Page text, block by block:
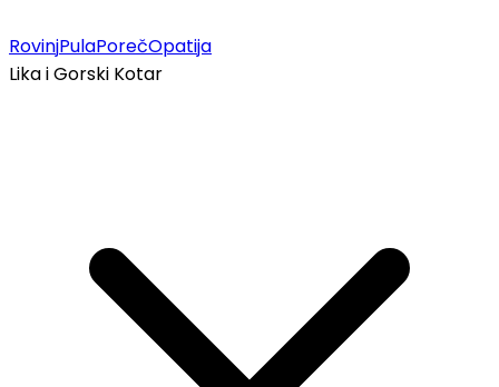
RovinjPulaPorečOpatija
Lika i Gorski Kotar